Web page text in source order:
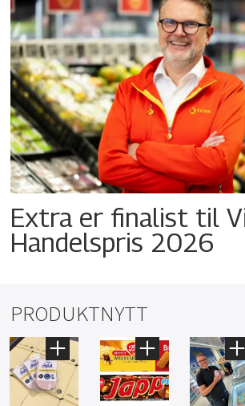
Extra er finalist til
Handelspris 2026
PRODUKTNYTT